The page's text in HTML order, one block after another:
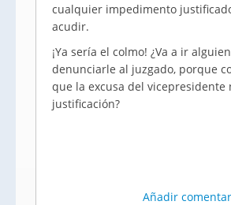
cualquier impedimento
acudir.
¡Ya sería el colmo! ¿Va a ir
denunciarle al juzgado, porque
que la excusa del vicepresidente
justificación?
Añadir